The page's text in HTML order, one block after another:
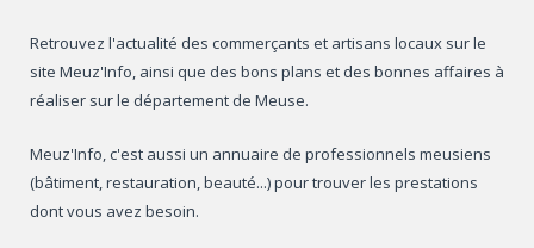
Retrouvez l'actualité des commerçants et artisans locaux sur le
site Meuz'Info, ainsi que des bons plans et des bonnes affaires à
réaliser sur le département de Meuse.
Meuz'Info, c'est aussi un annuaire de professionnels meusiens
(bâtiment, restauration, beauté...) pour trouver les prestations
dont vous avez besoin.